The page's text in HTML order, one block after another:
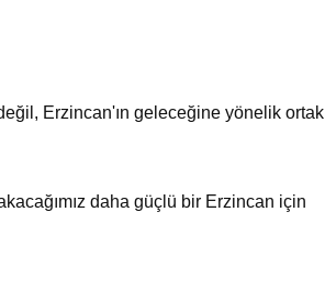
Erzincan'ın geleceğine yönelik ortak
daha güçlü bir Erzincan için